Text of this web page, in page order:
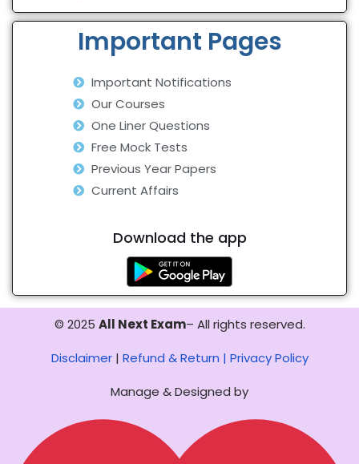
Important Pages
Important Notifications
Our Courses
One Liner Questions
Free Mock Tests
Previous Year Papers
Current Affairs
Download the app
© 2025 All Next Exam– All rights reserved.
Disclaimer| Refund & Return | Privacy Policy
Manage & Designed by